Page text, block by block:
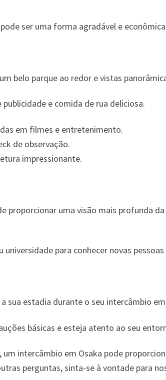
ser uma forma agradável e
belo parque ao redor e vistas
e comida de rua deliciosa.
em filmes e entretenimento.
de observação.
impressionante.
proporcionar uma visão mais profunda
para conhecer novas
sua estadia durante o seu intercâmbio
básicas e esteja atento ao seu
intercâmbio em Osaka pode
perguntas, sinta-se à vontade para